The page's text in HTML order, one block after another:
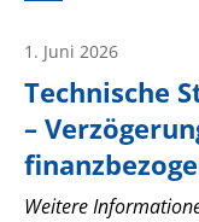
Technische
–
1. Juni 2026
Weitere